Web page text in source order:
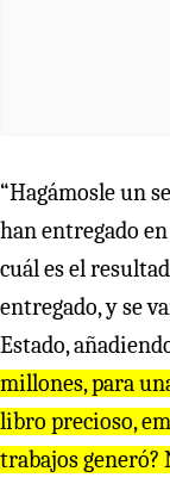
“Hagámosle un
han entregado
cuál es el
entregado, y se
Estado,
millones, para
libro precioso,
trabajos generó?